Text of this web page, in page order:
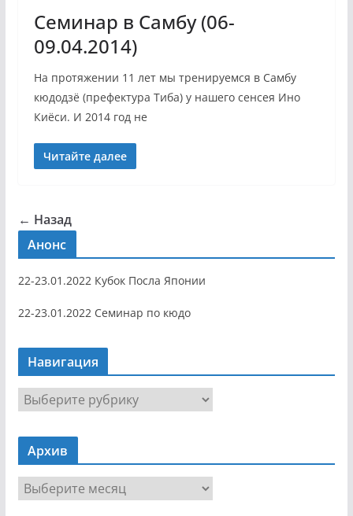
Семинар в Самбу (06-
09.04.2014)
На протяжении 11 лет мы тренируемся в Самбу
кюдодзё (префектура Тиба) у нашего сенсея Ино
Киёси. И 2014 год не
Читайте далее
← Назад
Анонс
22-23.01.2022 Кубок Посла Японии
22-23.01.2022 Семинар по кюдо
Навигация
Н
а
в
г
Архив
р